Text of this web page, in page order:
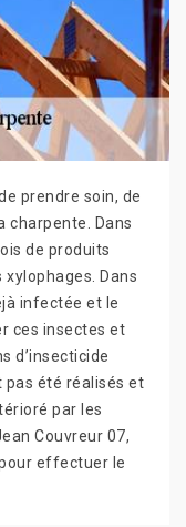
prendre soin, de
charpente. Dans
de produits
Dans
infectée et le
ces insectes et
d’insecticide
pas été réalisés et
par les
Couvreur 07,
effectuer le